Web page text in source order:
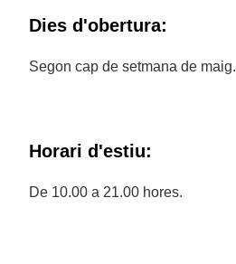
Dies d'obertura:
Segon cap de setmana de maig.
Horari d'estiu:
De 10.00 a 21.00 hores.